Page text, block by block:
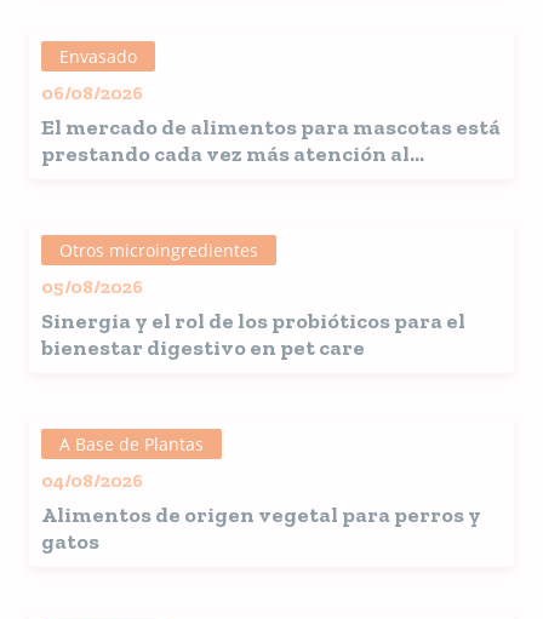
Envasado
06/08/2026
El mercado de alimentos para mascotas está
prestando cada vez más atención al
Otros microingredientes
05/08/2026
Sinergia y el rol de los probióticos para el
bienestar digestivo en pet care
A Base de Plantas
04/08/2026
Alimentos de origen vegetal para perros y
gatos